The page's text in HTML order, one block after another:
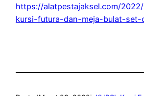
https://alatpestajaksel.com/
kursi-futura-dan-meja-bulat-set-